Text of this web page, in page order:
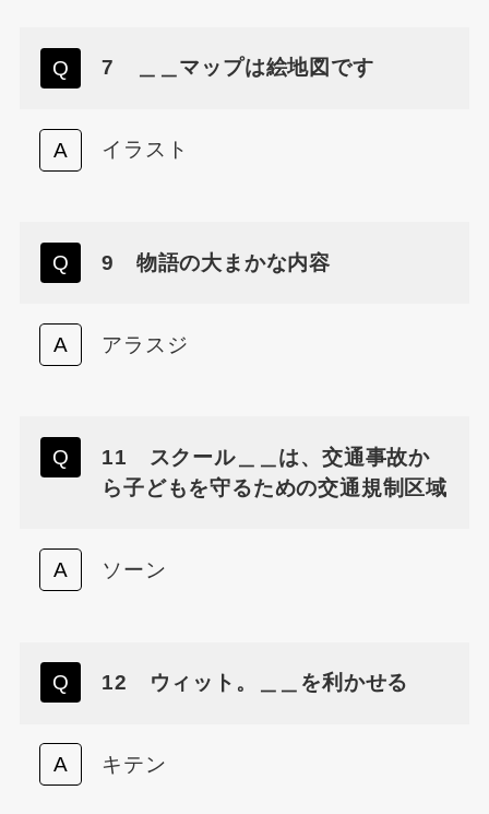
7 ＿＿マップは絵地図です
イラスト
9 物語の大まかな内容
アラスジ
11 スクール＿＿は、交通事故か
ら子どもを守るための交通規制区域
ソーン
12 ウィット。＿＿を利かせる
キテン